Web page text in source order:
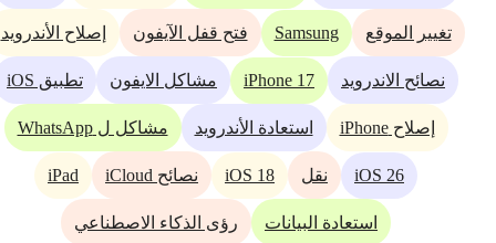
تغيير الموقع Samsung فتح قفل الآيفون إصلاح الأندرويد
نصائح الاندرويد iPhone 17 مشاكل الايفون تطبيق iOS
إصلاح iPhone استعادة الأندرويد مشاكل ل WhatsApp
iOS 26 نقل iOS 18 نصائح iCloud iPad
استعادة البيانات رؤى الذكاء الاصطناعي